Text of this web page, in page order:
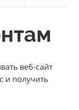
веб-сайт
и получить